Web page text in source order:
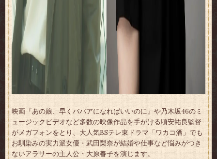
映画『あの娘、早くババアになればいいのに』や乃木坂46のミ
ュージックビデオなど多数の映像作品を手がける頃安祐良監督
がメガフォンをとり、大人気BSテレ東ドラマ「ワカコ酒」でも
お馴染みの実力派女優・ 武田梨奈が結婚や仕事など悩みがつき
ないアラサーの主人公・大原春子を演じます。